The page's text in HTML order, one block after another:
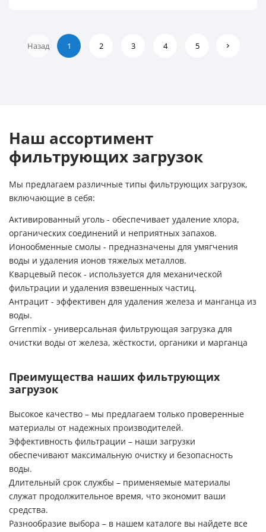
Назад 1 2 3 4 5
Наш ассортимент
фильтрующих загрузок
Мы предлагаем различные типы фильтрующих загрузок,
включающие в себя:
Активированный уголь - обеспечивает удаление хлора,
органических соединений и неприятных запахов.
Ионообменные смолы - предназначены для умягчения
воды и удаления ионов тяжелых металлов.
Кварцевый песок - используется для механической
фильтрации и удаления взвешенных частиц.
Антрацит - эффективен для удаления железа и манганца из
воды.
Grrenmix - универсальная фильтрующая загрузка для
очистки воды от железа, жёсткости, органики и марганца
Преимущества наших фильтрующих
загрузок
Высокое качество – мы предлагаем только проверенные
материалы от надежных производителей.
Эффективность фильтрации – наши загрузки
обеспечивают максимальную очистку и безопасность
воды.
Длительный срок службы – применяемые материалы
служат продолжительное время, что экономит ваши
средства.
Разнообразие выбора – в нашем каталоге вы найдете все